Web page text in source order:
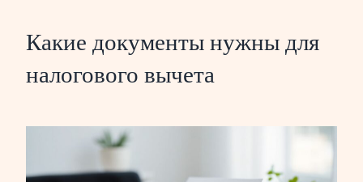
Какие документы нужны для
налогового вычета